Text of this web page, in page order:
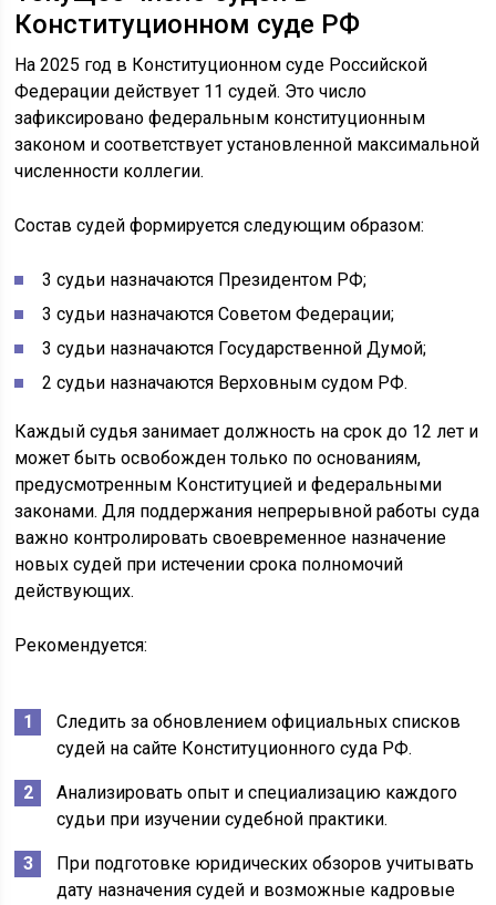
Конституционном суде РФ
На 2025 год в Конституционном суде Российской
Федерации действует 11 судей. Это число
зафиксировано федеральным конституционным
законом и соответствует установленной максимальной
численности коллегии.
Состав судей формируется следующим образом:
3 судьи назначаются Президентом РФ;
3 судьи назначаются Советом Федерации;
3 судьи назначаются Государственной Думой;
2 судьи назначаются Верховным судом РФ.
Каждый судья занимает должность на срок до 12 лет и
может быть освобожден только по основаниям,
предусмотренным Конституцией и федеральными
законами. Для поддержания непрерывной работы суда
важно контролировать своевременное назначение
новых судей при истечении срока полномочий
действующих.
Рекомендуется:
Следить за обновлением официальных списков
судей на сайте Конституционного суда РФ.
Анализировать опыт и специализацию каждого
судьи при изучении судебной практики.
При подготовке юридических обзоров учитывать
дату назначения судей и возможные кадровые